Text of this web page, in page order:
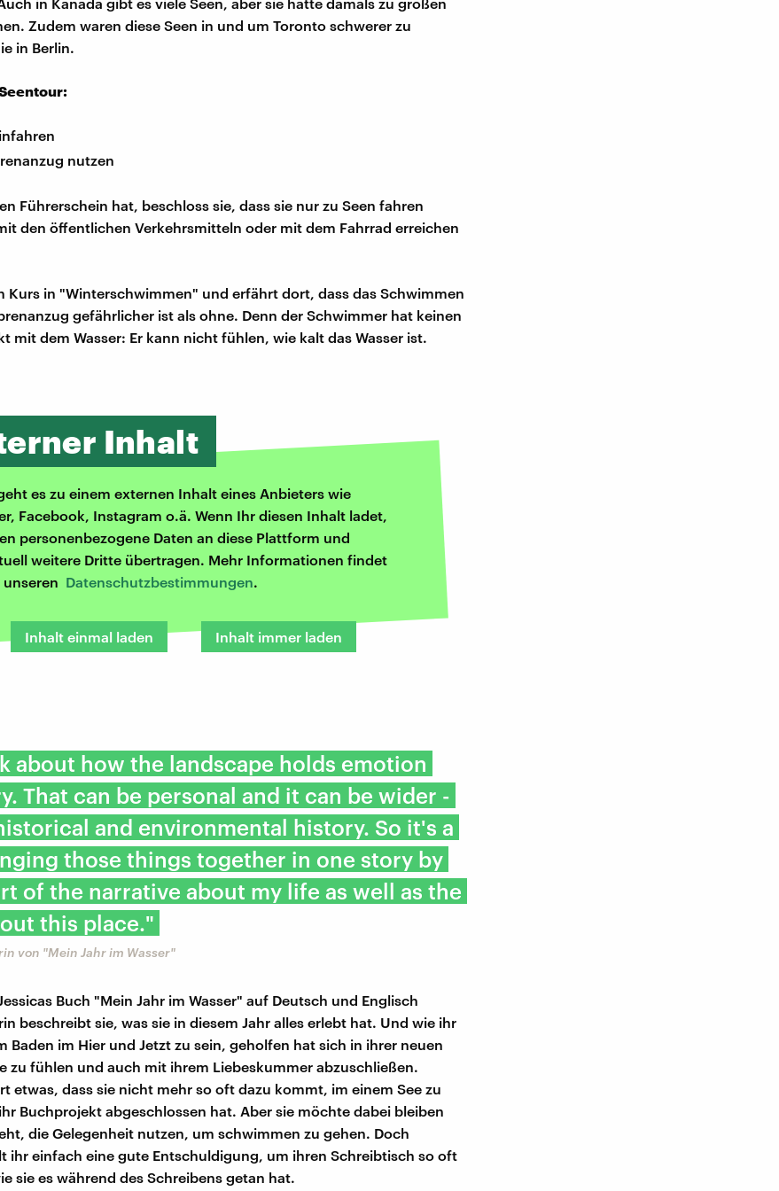
Zudem waren diese Seen in und um Toronto schwerer zu
in Berlin.
nutzen
Führerschein hat, beschloss sie, dass sie nur zu Seen fahren
den öffentlichen Verkehrsmitteln oder mit dem Fahrrad erreichen
Kurs in "Winterschwimmen" und erfährt dort, dass das Schwimmen
gefährlicher ist als ohne. Denn der Schwimmer hat keinen
mit dem Wasser: Er kann nicht fühlen, wie kalt das Wasser ist.
Inhalt
es zu einem externen Inhalt eines Anbieters wie
Facebook, Instagram o.ä. Wenn Ihr diesen Inhalt ladet,
personenbezogene Daten an diese Plattform und
weitere Dritte übertragen. Mehr Informationen findet
unseren Datenschutzbestimmungen.
Inhalt einmal laden Inhalt immer laden
about how the landscape holds emotion
That can be personal and it can be wider -
and environmental history. So it's a
those things together in one story by
of the narrative about my life as well as the
this place."
von "Mein Jahr im Wasser"
Buch "Mein Jahr im Wasser" auf Deutsch und Englisch
beschreibt sie, was sie in diesem Jahr alles erlebt hat. Und wie ihr
Baden im Hier und Jetzt zu sein, geholfen hat sich in ihrer neuen
zu fühlen und auch mit ihrem Liebeskummer abzuschließen.
etwas, dass sie nicht mehr so oft dazu kommt, im einem See zu
Buchprojekt abgeschlossen hat. Aber sie möchte dabei bleiben
die Gelegenheit nutzen, um schwimmen zu gehen. Doch
ihr einfach eine gute Entschuldigung, um ihren Schreibtisch so oft
sie es während des Schreibens getan hat.